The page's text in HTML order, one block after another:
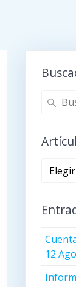
Buscar:
Artículos
12